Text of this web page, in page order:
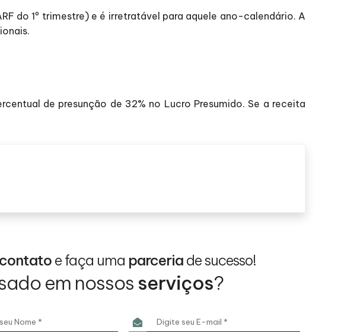
do 1º trimestre) e é irretratável para aquele ano-calendário. A
de presunção de 32% no Lucro Presumido. Se a receita
contato e faça uma parceria de sucesso!
em nossos serviços?